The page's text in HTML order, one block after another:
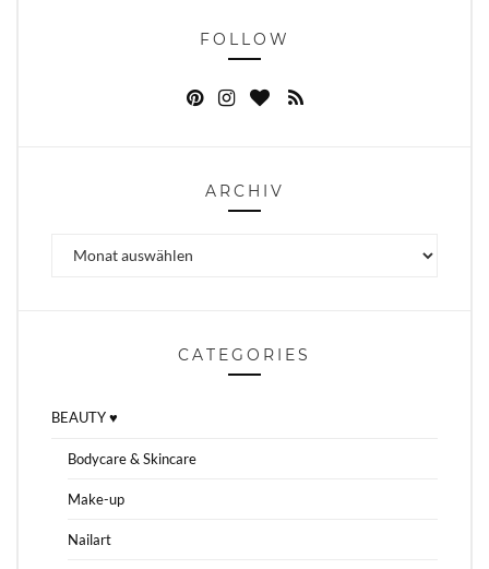
FOLLOW
ARCHIV
CATEGORIES
BEAUTY ♥
Bodycare & Skincare
Make-up
Nailart